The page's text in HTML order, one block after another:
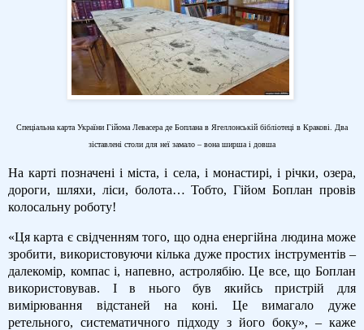
Спеціальна карта України Гійома Левасера де Боплана в Ягеллонській бібліотеці в Кракові. Два
зіставлені столи для неї замало – вона ширша і довша
На карті позначені і міста, і села, і монастирі, і річки, озера,
дороги, шляхи, ліси, болота… Тобто, Гійом Боплан провів
колосальну роботу!
«Ця карта є свідченням того, що одна енергійна людина може
зробити, використовуючи кілька дуже простих інструментів –
далекомір, компас і, напевно, астролябію. Це все, що Боплан
використовував. І в нього був якийсь пристрій для
вимірювання відстаней на коні. Це вимагало дуже
ретельного, систематичного підходу з його боку», – каже